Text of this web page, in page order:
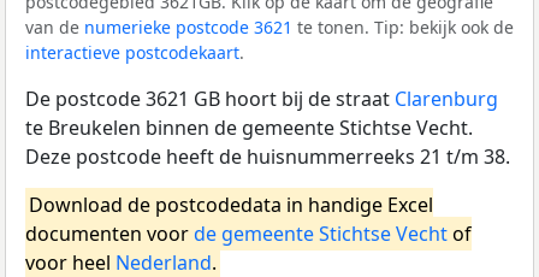
van de numerieke postcode 3621 te tonen. Tip: bekijk ook de
interactieve postcodekaart.
De postcode 3621 GB hoort bij de straat Clarenburg
te Breukelen binnen de gemeente Stichtse Vecht.
Deze postcode heeft de huisnummerreeks 21 t/m 38.
Download de postcodedata in handige Excel
documenten voorde gemeente Stichtse Vechtof
voor heel Nederland.